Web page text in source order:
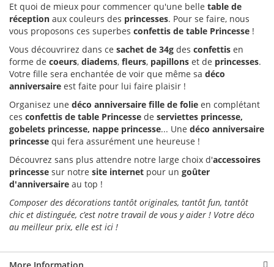
Et quoi de mieux pour commencer qu'une belle table de
réception aux couleurs des princesses. Pour se faire, nous
vous proposons ces superbes confettis de table Princesse !
Vous découvrirez dans ce sachet de 34g des confettis en
forme de coeurs, diadems, fleurs, papillons et de princesses.
Votre fille sera enchantée de voir que même sa déco
anniversaire est faite pour lui faire plaisir !
Organisez une déco anniversaire fille de folie en complétant
ces confettis de table Princesse de serviettes princesse,
gobelets princesse, nappe princesse... Une déco anniversaire
princesse qui fera assurément une heureuse !
Découvrez sans plus attendre notre large choix d'accessoires
princesse sur notre site internet pour un goûter
d'anniversaire au top !
Composer des décorations tantôt originales, tantôt fun, tantôt
chic et distinguée, c’est notre travail de vous y aider ! Votre déco
au meilleur prix, elle est ici !